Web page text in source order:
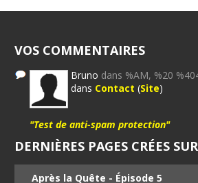
VOS COMMENTAIRES
Bruno dans %AM, %20
dans Contact (Site)
"Test de anti-spam protection"
DERNIÈRES PAGES CRÉES
Après la Quête - Épisode 5